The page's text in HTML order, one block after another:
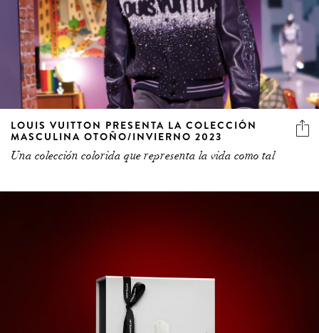
LOUIS VUITTON PRESENTA LA COLECCIÓN
MASCULINA OTOÑO/INVIERNO 2023
Una colección colorida que representa la vida como tal